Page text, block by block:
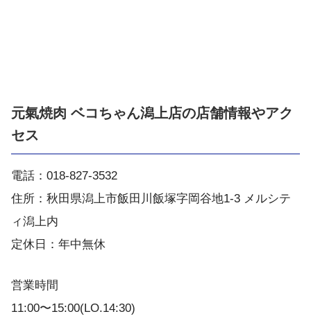
元氣焼肉 ベコちゃん潟上店の店舗情報やアク
セス
電話：018-827-3532
住所：秋田県潟上市飯田川飯塚字岡谷地1-3 メルシテ
ィ潟上内
定休日：年中無休
営業時間
11:00〜15:00(LO.14:30)